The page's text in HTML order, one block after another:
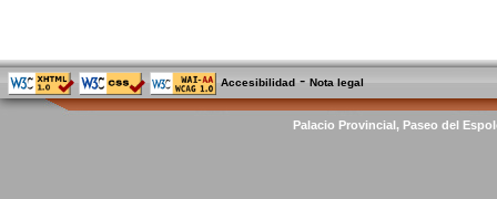
Accesibilidad -Nota legal
Palacio Provincial, Paseo del